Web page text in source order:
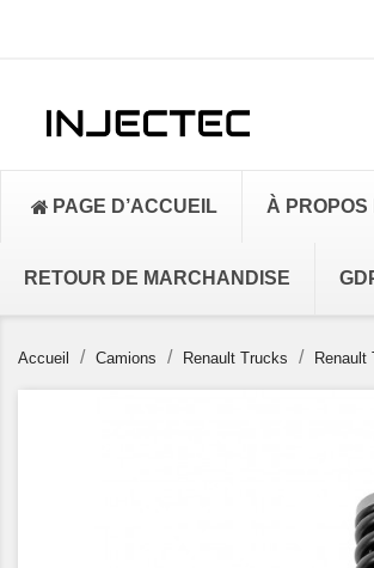
PAGE D’ACCUEIL À PROPOS
RETOUR DE MARCHANDISE
Accueil Camions Renault Trucks Renault